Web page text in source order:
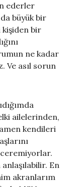
ederler
büyük bir
kişiden bir
ne kadar
Ve asıl sorun
ailelerinden,
kendileri
anlaşılabilir. En
akranlarım